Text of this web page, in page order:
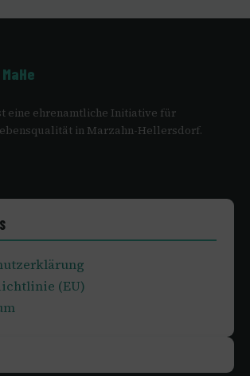
MaHe
eine ehrenamtliche Initiative für
in Marzahn-Hellersdorf.
(EU)